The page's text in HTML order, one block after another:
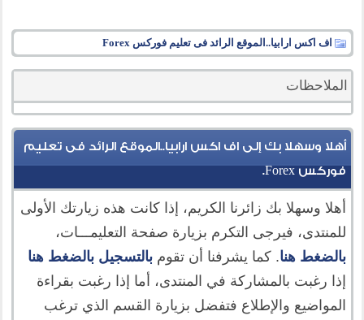
اف اكس ارابيا..الموقع الرائد فى تعليم فوركس Forex
الملاحظات
أهلا وسهلا بك إلى اف اكس ارابيا..الموقع الرائد فى تعليم
فوركس Forex.
أهلا وسهلا بك زائرنا الكريم، إذا كانت هذه زيارتك الأولى
للمنتدى، فيرجى التكرم بزيارة صفحة التعليمـــات،
بالضغط هنا. كما يشرفنا أن تقومبالتسجيل بالضغط هنا
إذا رغبت بالمشاركة في المنتدى، أما إذا رغبت بقراءة
المواضيع والإطلاع فتفضل بزيارة القسم الذي ترغب